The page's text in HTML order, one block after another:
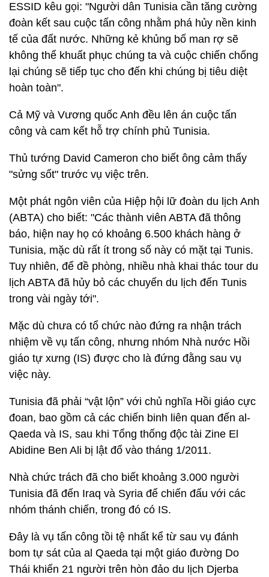
ESSID kêu gọi: "Người dân Tunisia cần tăng cường
đoàn kết sau cuộc tấn công nhằm phá hủy nền kinh
tế của đất nước. Những kẻ khủng bố man rợ sẽ
không thể khuất phục chúng ta và cuộc chiến chống
lại chúng sẽ tiếp tục cho đến khi chúng bị tiêu diệt
hoàn toàn".
Cả Mỹ và Vương quốc Anh đều lên án cuộc tấn
công và cam kết hỗ trợ chính phủ Tunisia.
Thủ tướng David Cameron cho biết ông cảm thấy
"sửng sốt" trước vụ việc trên.
Một phát ngôn viên của Hiệp hội lữ đoàn du lịch Anh
(ABTA) cho biết: "Các thành viên ABTA đã thông
báo, hiện nay họ có khoảng 6.500 khách hàng ở
Tunisia, mặc dù rất ít trong số này có mặt tại Tunis.
Tuy nhiên, để đề phòng, nhiều nhà khai thác tour du
lịch ABTA đã hủy bỏ các chuyến du lịch đến Tunis
trong vài ngày tới".
Mặc dù chưa có tổ chức nào đứng ra nhận trách
nhiệm về vụ tấn công, nhưng nhóm Nhà nước Hồi
giáo tự xưng (IS) được cho là đứng đằng sau vụ
việc này.
Tunisia đã phải “vật lộn” với chủ nghĩa Hồi giáo cực
đoan, bao gồm cả các chiến binh liên quan đến al-
Qaeda và IS, sau khi Tổng thống độc tài Zine El
Abidine Ben Ali bị lật đổ vào tháng 1/2011.
Nhà chức trách đã cho biết khoảng 3.000 người
Tunisia đã đến Iraq và Syria để chiến đấu với các
nhóm thánh chiến, trong đó có IS.
Đây là vụ tấn công tồi tệ nhất kể từ sau vụ đánh
bom tự sát của al Qaeda tại một giáo đường Do
Thái khiến 21 người trên hòn đảo du lịch Djerba